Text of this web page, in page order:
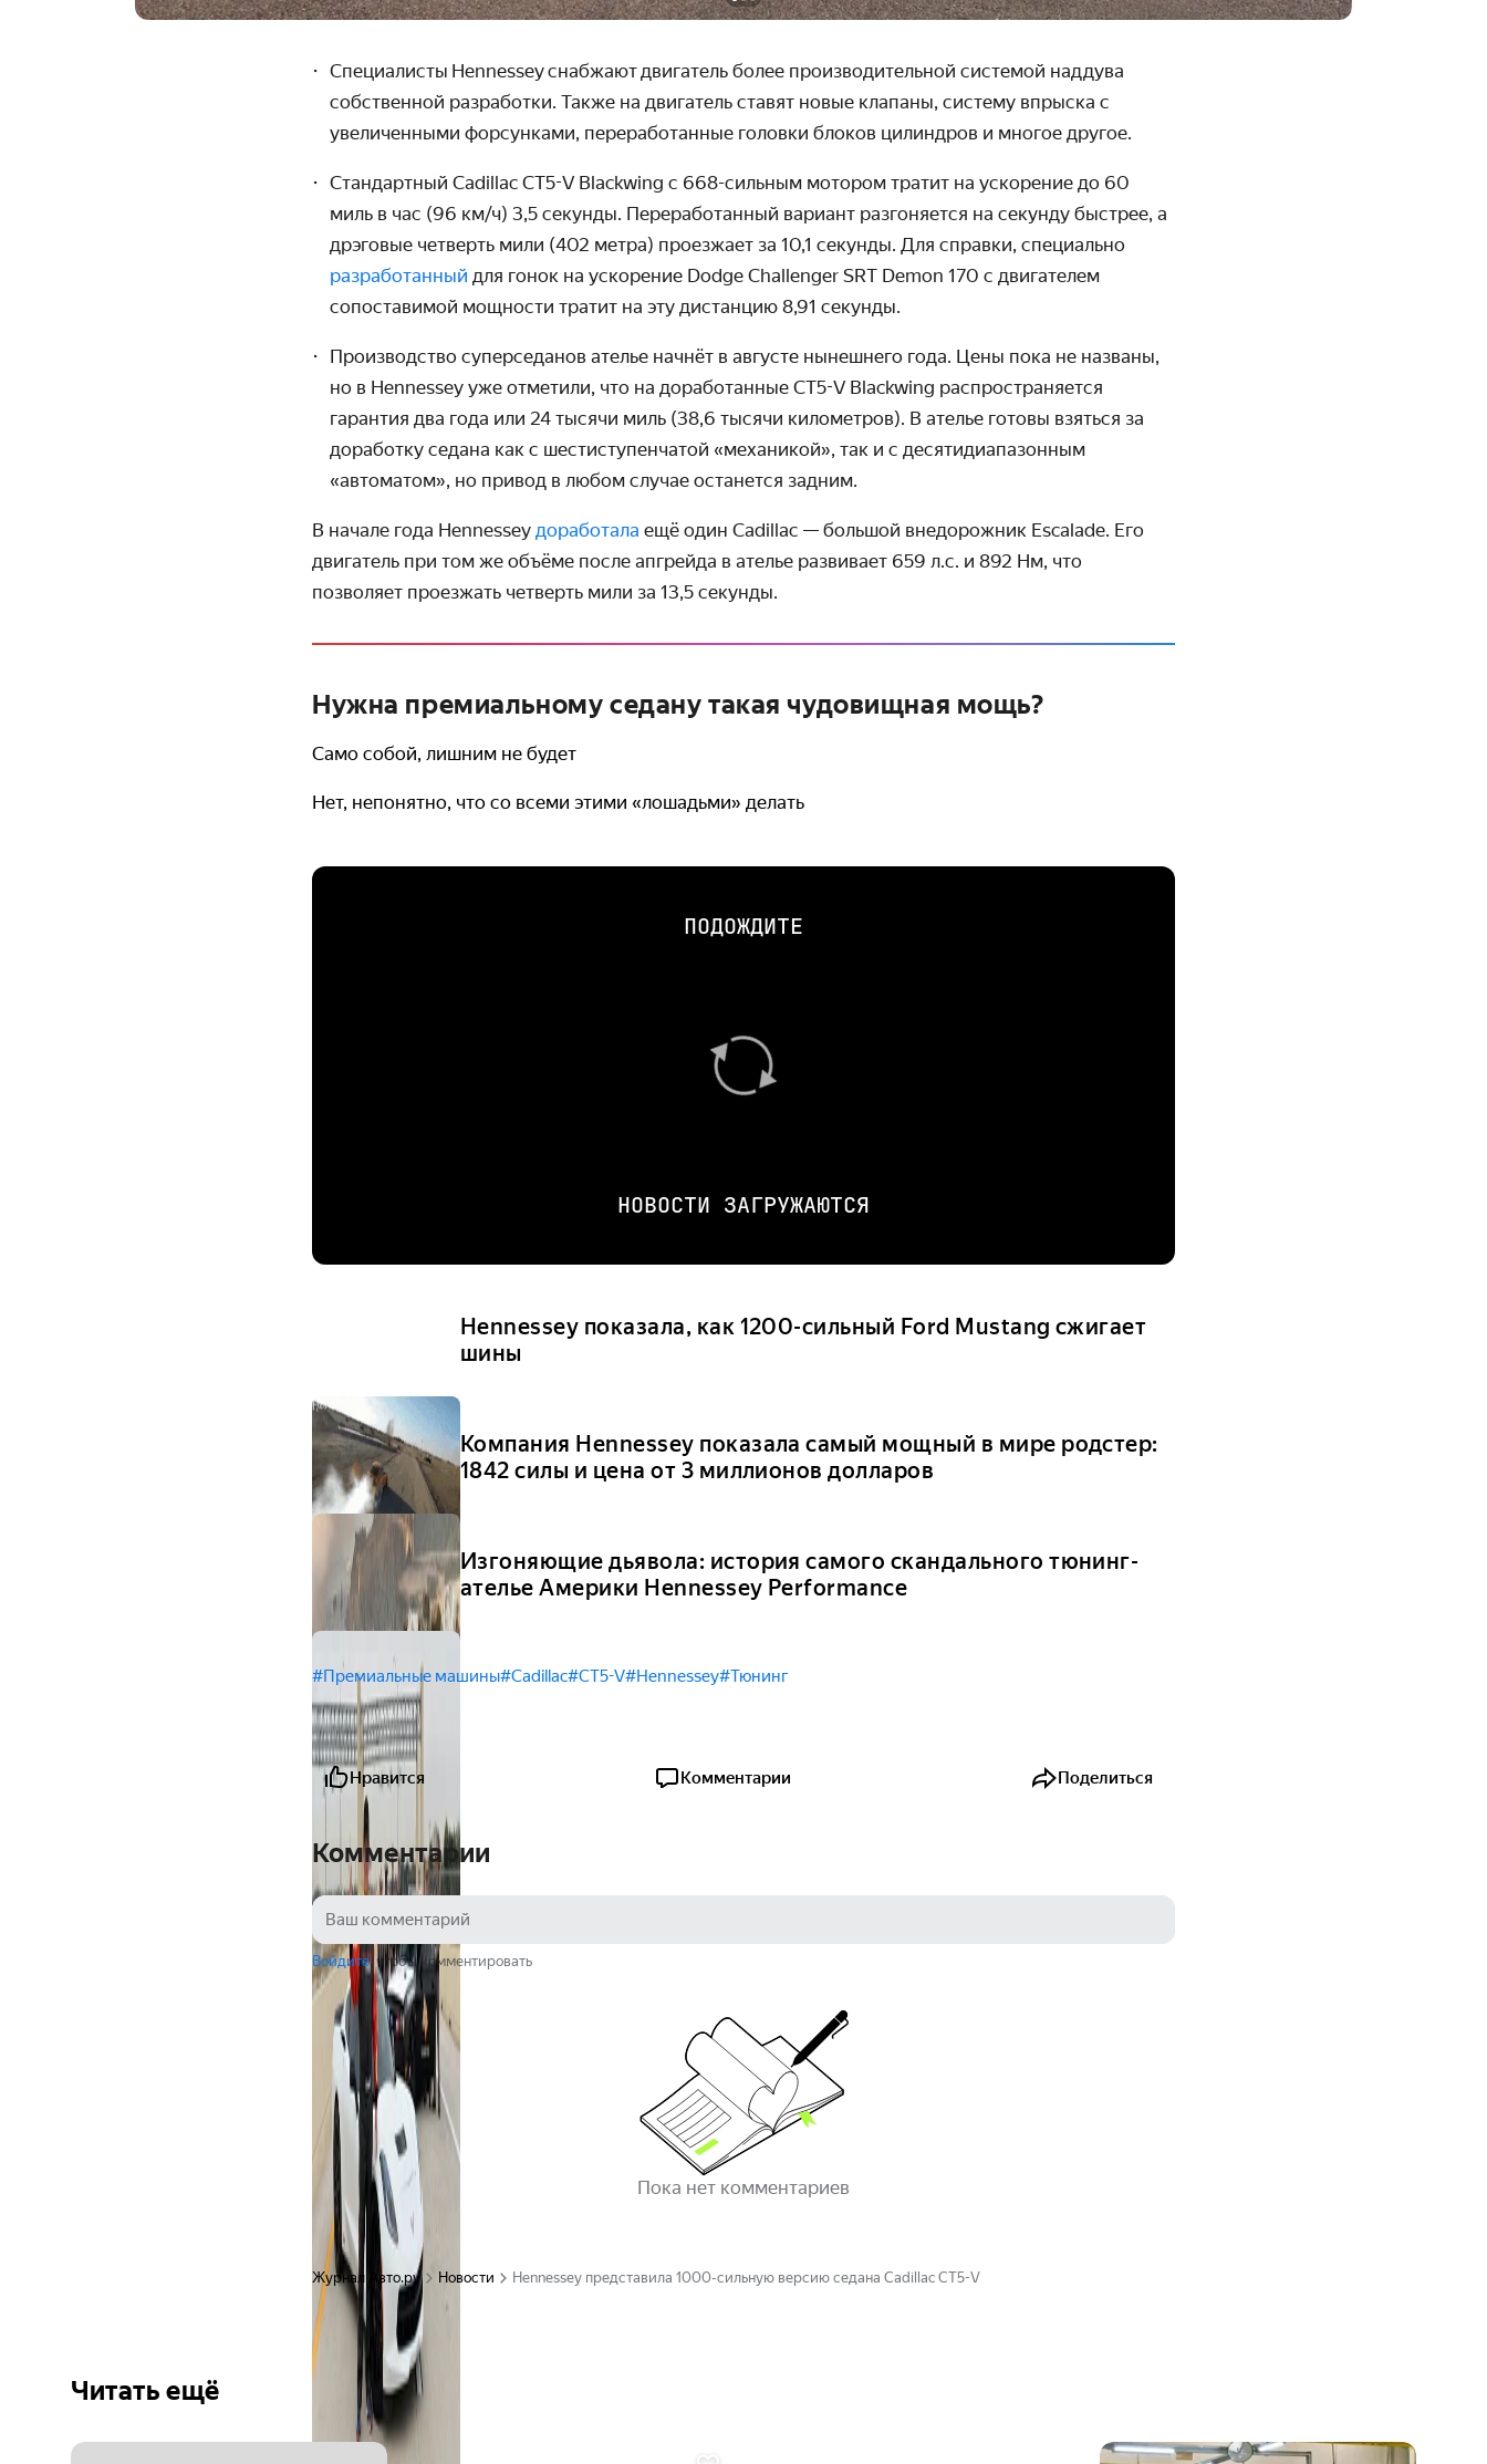
Специалисты Hennesseyснабжают двигатель более производительной системой наддува
собственной разработки. Также на двигатель ставят новые клапаны, систему впрыска с
увеличенными форсунками, переработанные головки блоков цилиндров и многое другое.
Стандартный Cadillac CT5-V Blackwing с 668-сильным мотором тратит на ускорение до 60
миль в час (96 км/ч) 3,5 секунды. Переработанный вариант разгоняется на секунду быстрее, а
дрэговые четверть мили (402 метра) проезжает за 10,1 секунды. Для справки, специально
разработанный для гонок на ускорение Dodge Challenger SRT Demon 170 с двигателем
сопоставимой мощности тратит на эту дистанцию 8,91 секунды.
Производство суперседанов ателье начнёт в августе нынешнего года. Цены пока не названы,
но в Hennessey уже отметили, что на доработанные CT5-V Blackwing распространяется
гарантия два года или 24 тысячи миль (38,6 тысячи километров). В ателье готовы взяться за
доработку седана как с шестиступенчатой «механикой», так и с десятидиапазонным
«автоматом», но привод в любом случае останется задним.
В начале года Hennessey доработала ещё один Cadillac — большой внедорожник Escalade. Его
двигатель при том же объёме после апгрейда в ателье развивает 659 л.с. и 892 Нм, что
позволяет проезжать четверть мили за 13,5 секунды.
Нужна премиальному седану такая чудовищная мощь?
Само собой, лишним не будет
Нет, непонятно, что со всеми этими «лошадьми» делать
ПОДОЖДИТЕ
НОВОСТИ ЗАГРУЖАЮТСЯ
Hennessey показала, как 1200-сильный Ford Mustang сжигает
шины
Компания Hennessey показала самый мощный в мире родстер:
1842 силы и цена от 3 миллионов долларов
Изгоняющие дьявола: история самого скандального тюнинг-
ателье Америки Hennessey Performance
#Премиальные машины#Cadillac#CT5-V#Hennessey#Тюнинг
Нравится Комментарии Поделиться
Комментарии
Войдите, чтобы комментировать
Пока нет комментариев
Журнал Авто.ру Новости Hennessey представила 1000-сильную версию седана Cadillac CT5-V
Читать ещё